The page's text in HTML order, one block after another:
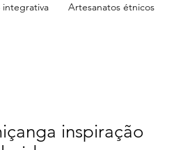
integrativa Artesanatos étnicos
inspiração